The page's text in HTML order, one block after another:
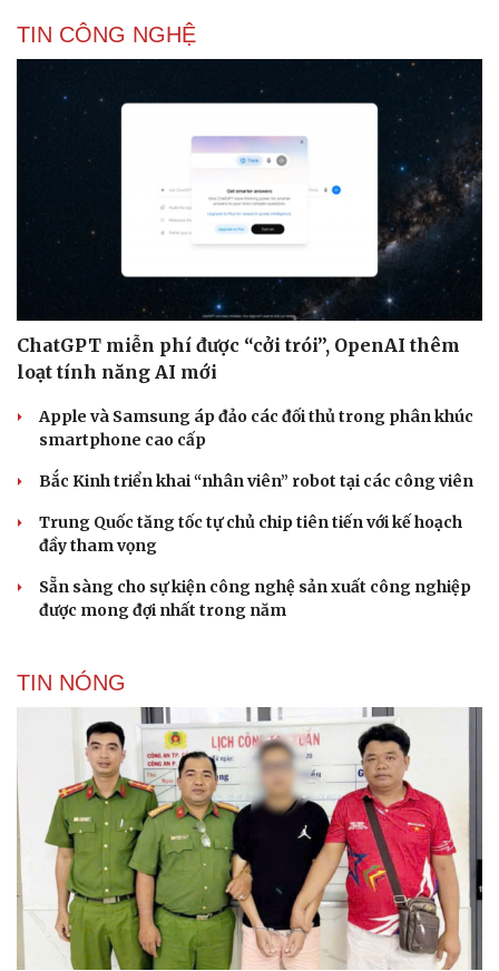
TIN CÔNG NGHỆ
ChatGPT miễn phí được “cởi trói”, OpenAI thêm
loạt tính năng AI mới
Apple và Samsung áp đảo các đối thủ trong phân khúc
smartphone cao cấp
Bắc Kinh triển khai “nhân viên” robot tại các công viên
Trung Quốc tăng tốc tự chủ chip tiên tiến với kế hoạch
đầy tham vọng
Sẵn sàng cho sự kiện công nghệ sản xuất công nghiệp
được mong đợi nhất trong năm
TIN NÓNG